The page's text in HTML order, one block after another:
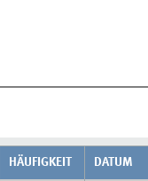
HÄUFIGKEIT DATUM